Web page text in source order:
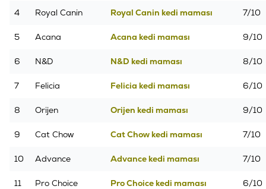
4 Royal Canin Royal Canin kedi maması 7/10
5 Acana Acana kedi maması 9/10
6 N&D N&D kedi maması 8/10
7 Felicia Felicia kedi maması 6/10
8 Orijen Orijen kedi maması 9/10
9 Cat Chow Cat Chow kedi maması 7/10
10 Advance Advance kedi maması 7/10
11 Pro Choice Pro Choice kedi maması 6/10